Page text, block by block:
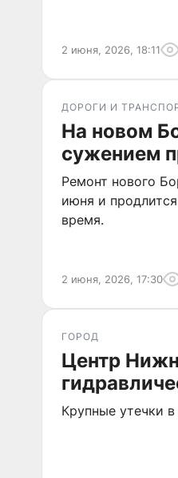
2 июня, 2026, 18:11
ДОРОГИ И
На новом
сужением
Ремонт нового
июня и
время.
2 июня, 2026, 17:30
ГОРОД
Центр
Крупные утечки